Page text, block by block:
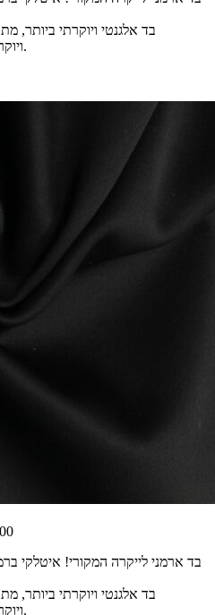
בד אלגנטי ויוקרתי ביותר,
ויוקרתיות. רוחב הבד 1.35 מטר.
בד ארמני לייקרה המקורי! איטלקי
בד אלגנטי ויוקרתי ביותר,
ויוקרתיות. רוחב הבד 1.35 מטר.